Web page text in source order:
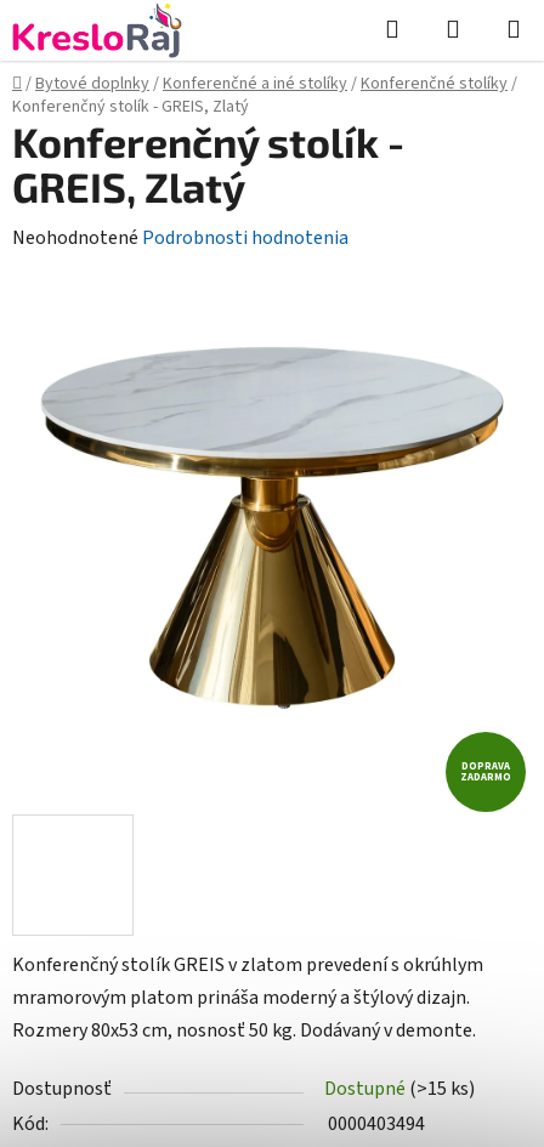
na
obsah
Hľadať
KOŠÍK
Domov
/Bytové doplnky/Konferenčné a iné stolíky/Konferenčné stolíky/
Konferenčný stolík - GREIS, Zlatý
Konferenčný stolík GREIS v zlatom prevedení s okrúhlym
mramorovým platom prináša moderný a štýlový dizajn.
Rozmery 80x53 cm, nosnosť 50 kg. Dodávaný v demonte.
Dostupnosť Dostupné (>15 ks)
Kód:
0000403494
Konferenčný stolík -
GREIS, Zlatý
Priemerné
hviezdičiek.
Neohodnotené Podrobnosti hodnotenia
DOPRAVA
ZADARMO